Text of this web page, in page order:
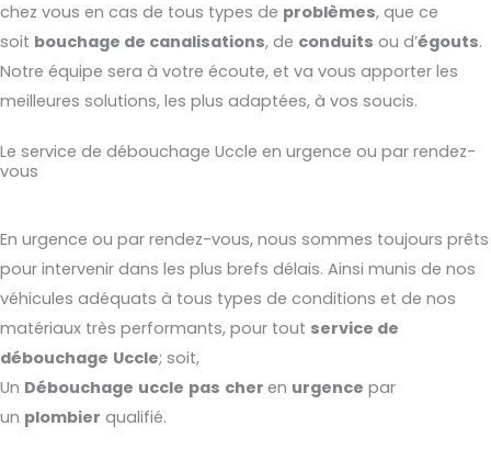
chez vous en cas de tous types de problèmes, que ce
soit bouchage de canalisations, de conduits ou d’égouts.
Notre équipe sera à votre écoute, et va vous apporter les
meilleures solutions, les plus adaptées, à vos soucis.
Le service de débouchage Uccle en urgence ou par rendez-
vous
En urgence ou par rendez-vous, nous sommes toujours prêts
pour intervenir dans les plus brefs délais. Ainsi munis de nos
véhicules adéquats à tous types de conditions et de nos
matériaux très performants, pour tout service de
débouchage Uccle; soit,
Un Débouchage uccle pas cher en urgence par
un plombier qualifié.